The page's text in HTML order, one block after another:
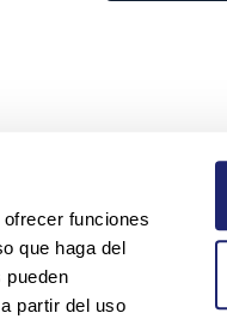
funciones
que haga del
pueden
partir del uso